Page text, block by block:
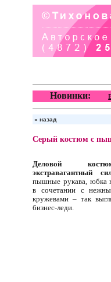
Новинки:
« назад
Серый костюм с
Деловой
экстравагантный
пышные рукава, юбка
в сочетании с
кружевами – так
бизнес-леди.